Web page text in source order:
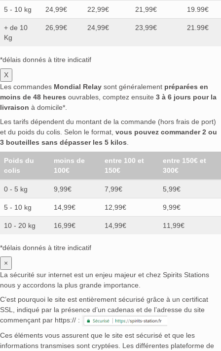
5 - 10 kg 24,99€ 22,99€ 21,99€ 19.99€
+ de 10
Kg
26,99€ 24,99€ 23,99€ 21.99€
*délais donnés à titre indicatif
X
Les commandes Mondial Relay sont généralement préparées en
moins de 48 heures ouvrables, comptez ensuite 3 à 6 jours pour la
livraison à domicile*.
Les tarifs dépendent du montant de la commande (hors frais de port)
et du poids du colis. Selon le format, vous pouvez commander 2 ou
3 bouteilles sans dépasser les 5 kilos
Poids du
colis
moins de
100€
entre 100 et
150€
entre 150€ et
300€
0 - 5 kg 9,99€ 7,99€ 5,99€
5 - 10 kg 14,99€ 12,99€ 9,99€
10 - 20 kg 16,99€ 14,99€ 11,99€
*délais donnés à titre indicatif
×
La sécurité sur internet est un enjeu majeur et chez Spirits Stations
nous y accordons la plus grande importance.
C’est pourquoi le site est entièrement sécurisé grâce à un certificat
SSL, indiqué par la présence d’un cadenas et de l’adresse du site
commençant par https:// :
Ces éléments vous assurent que le site est sécurisé et que les
informations transmises sont cryptées. Les différentes plateforme de